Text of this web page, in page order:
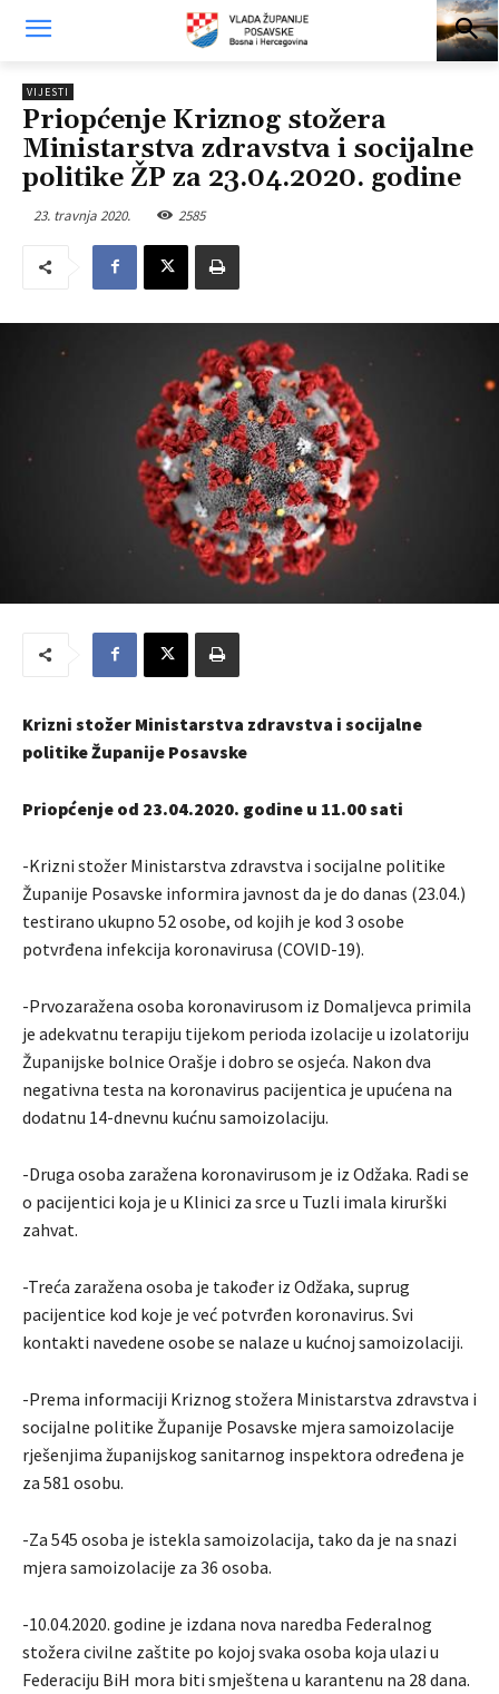
VIJESTI
Priopćenje Kriznog stožera
Ministarstva zdravstva i socijalne
politike ŽP za 23.04.2020. godine
23. travnja 2020. 2585
Krizni stožer Ministarstva zdravstva i socijalne
politike Županije Posavske
Priopćenje od 23.04.2020. godine u 11.00 sati
-Krizni stožer Ministarstva zdravstva i socijalne politike
Županije Posavske informira javnost da je do danas (23.04.)
testirano ukupno 52 osobe, od kojih je kod 3 osobe
potvrđena infekcija koronavirusa (COVID-19).
-Prvozaražena osoba koronavirusom iz Domaljevca primila
je adekvatnu terapiju tijekom perioda izolacije u izolatoriju
Županijske bolnice Orašje i dobro se osjeća. Nakon dva
negativna testa na koronavirus pacijentica je upućena na
dodatnu 14-dnevnu kućnu samoizolaciju.
-Druga osoba zaražena koronavirusom je iz Odžaka. Radi se
o pacijentici koja je u Klinici za srce u Tuzli imala kirurški
zahvat.
-Treća zaražena osoba je također iz Odžaka, suprug
pacijentice kod koje je već potvrđen koronavirus. Svi
kontakti navedene osobe se nalaze u kućnoj samoizolaciji.
-Prema informaciji Kriznog stožera Ministarstva zdravstva i
socijalne politike Županije Posavske mjera samoizolacije
rješenjima županijskog sanitarnog inspektora određena je
za 581 osobu.
-Za 545 osoba je istekla samoizolacija, tako da je na snazi
mjera samoizolacije za 36 osoba.
-10.04.2020. godine je izdana nova naredba Federalnog
stožera civilne zaštite po kojoj svaka osoba koja ulazi u
Federaciju BiH mora biti smještena u karantenu na 28 dana.